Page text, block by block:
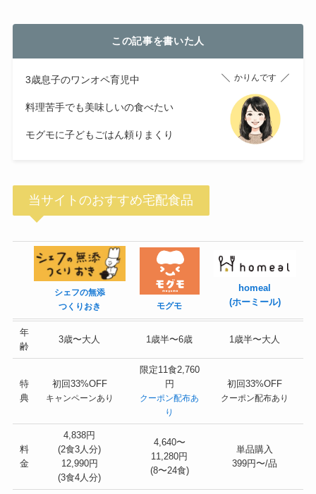
この記事を書いた人
3歳息子のワンオペ育児中
料理苦手でも美味しいの食べたい
モグモに子どもごはん頼りまくり
かりんです
当サイトのおすすめ宅配食品
シェフの無添
つくりおき
モグモ
homeal
(ホーミール)
年
齢
3歳〜大人 1歳半〜6歳 1歳半〜大人
特
典
初回33%OFF
キャンペーンあり
限定11食2,760
円
クーポン配布あ
り
初回33%OFF
クーポン配布あり
料
金
4,838円
(2食3人分)
12,990円
(3食4人分)
4,640〜
11,280円
(8〜24食)
単品購入
399円〜/品